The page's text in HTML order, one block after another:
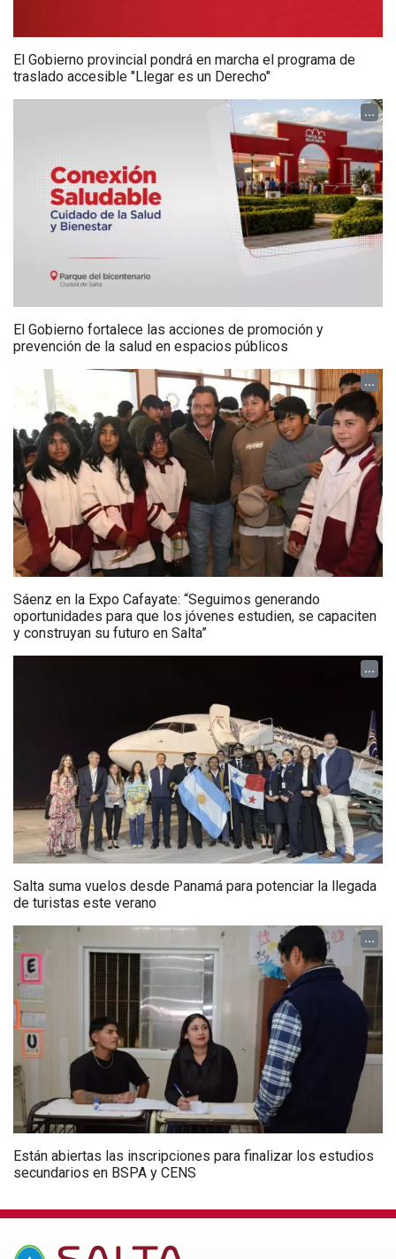
El Gobierno provincial pondrá en marcha el programa de
traslado accesible "Llegar es un Derecho"
...
El Gobierno fortalece las acciones de promoción y
prevención de la salud en espacios públicos
...
Sáenz en la Expo Cafayate: “Seguimos generando
oportunidades para que los jóvenes estudien, se capaciten
y construyan su futuro en Salta”
...
Salta suma vuelos desde Panamá para potenciar la llegada
de turistas este verano
...
Están abiertas las inscripciones para finalizar los estudios
secundarios en BSPA y CENS